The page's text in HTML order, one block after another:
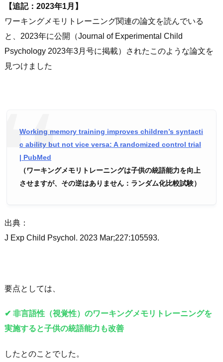
【追記：2023年1月】
ワーキングメモリトレーニング関連の論文を読んでいる
と、2023年に公開（Journal of Experimental Child
Psychology 2023年3月号に掲載）されたこのような論文を
見つけました
Working memory training improves children’s syntacti
c ability but not vice versa: A randomized control trial
| PubMed
（ワーキングメモリトレーニングは子供の統語能力を向上
させますが、その逆はありません：ランダム化比較試験）
出典：
J Exp Child Psychol. 2023 Mar;227:105593.
要点としては、
✔︎ 非言語性（視覚性）のワーキングメモリトレーニングを
実施すると子供の統語能力も改善
したとのことでした。